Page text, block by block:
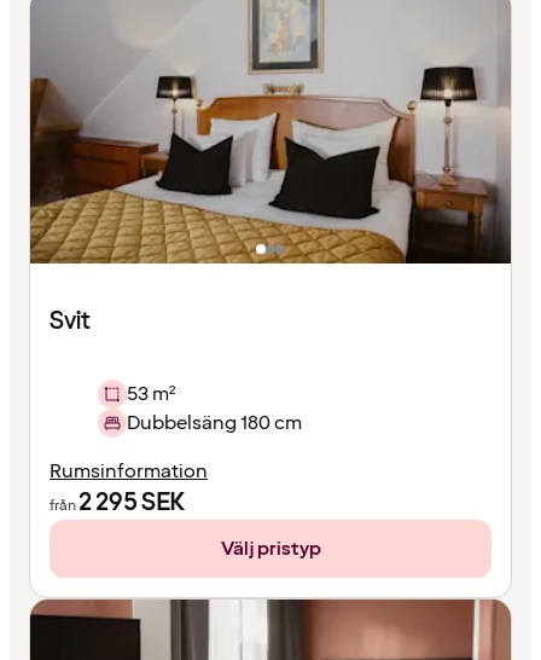
Svit
53 m²
Dubbelsäng 180 cm
Rumsinformation
från2 295SEK
Välj pristyp